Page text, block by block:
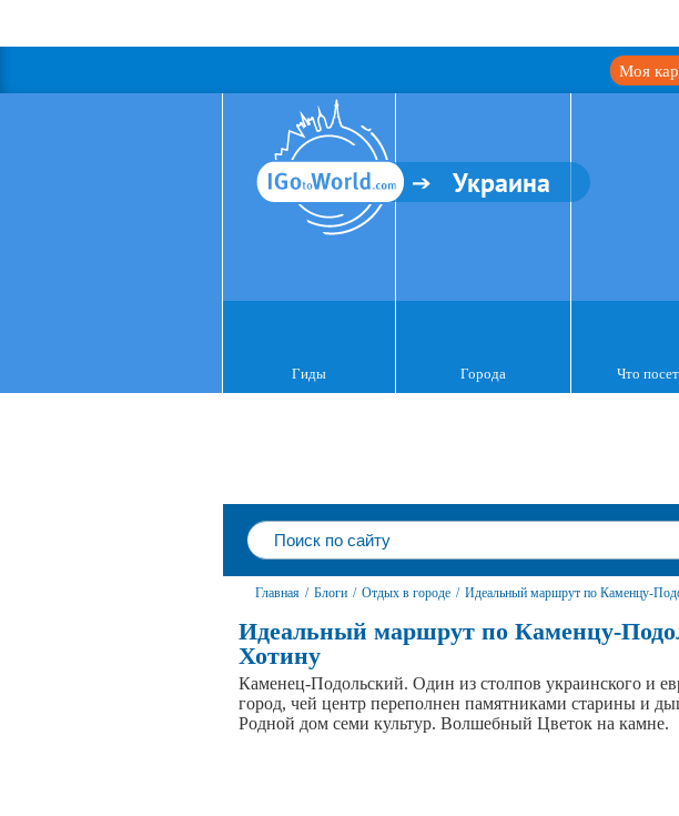
Моя
Украина
Гиды Города Что
Главная / Блоги / Отдых в городе / Идеальный маршрут по Каменцу-
Идеальный маршрут по Каменцу-
Хотину
Каменец-Подольский. Один из столпов украинского и
город, чей центр переполнен памятниками старины и
Родной дом семи культур. Волшебный Цветок на камне.